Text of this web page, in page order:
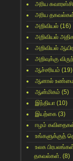
அரிய
அரிய
அறிவியல் (16)
அறிவியல்
அறிவியல்
அறிவுக்கு
ஆச்சரியம் (19)
ஆனால்
ஆன்மிகம் (5)
இந்தியா (10)
இயற்கை (3)
ஈழம்
உங்களுக்குத்
உலக
தகவல்கள். (8)